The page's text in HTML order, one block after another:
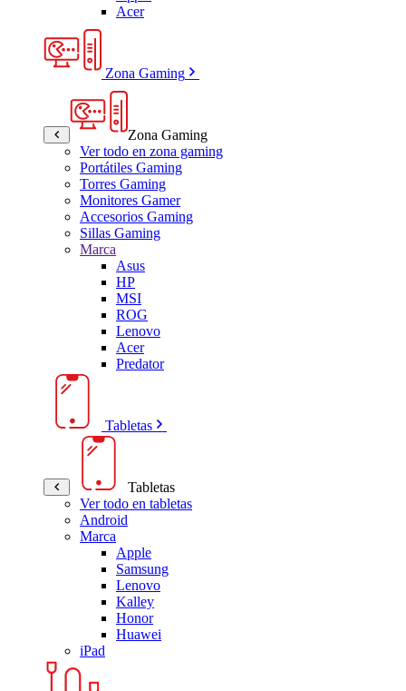
Acer
Zona Gaming
Zona Gaming
Ver todo en zona gaming
Portátiles Gaming
Torres Gaming
Monitores Gamer
Accesorios Gaming
Sillas Gaming
Marca
Asus
HP
MSI
ROG
Lenovo
Acer
Predator
Tabletas
Tabletas
Ver todo en tabletas
Android
Marca
Apple
Samsung
Lenovo
Kalley
Honor
Huawei
iPad